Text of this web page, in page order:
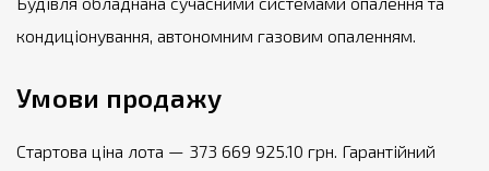
кондиціонування, автономним газовим опаленням.
Умови продажу
Стартова ціна лота — 373 669 925.10 грн. Гарантійний